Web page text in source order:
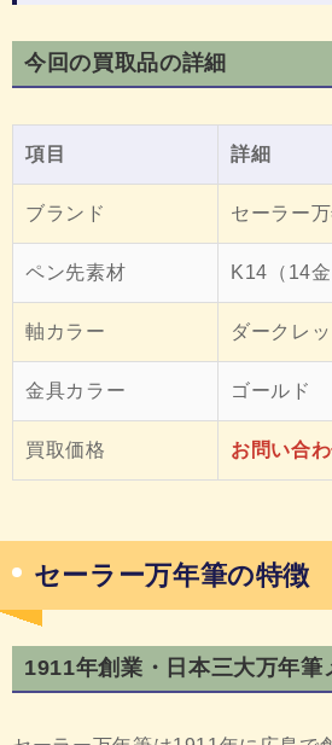
今回の買取品の詳細
項目 詳細
ブランド セーラー
ペン先素材 K14（14金
軸カラー ダークレ
金具カラー ゴールド
買取価格 お問い合
セーラー万年筆の特徴
1911年創業・日本三大万年筆